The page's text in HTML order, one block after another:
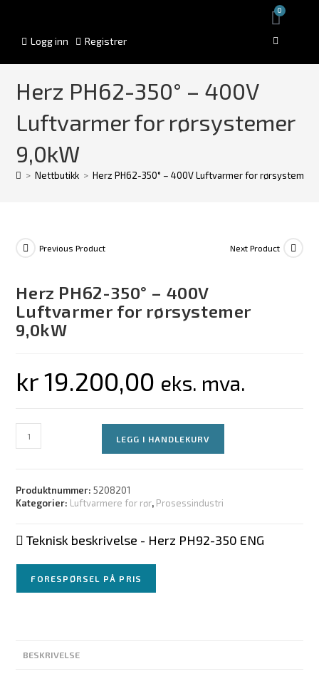
Logg inn Registrer
0
Herz PH62-350° – 400V
Luftvarmer for rørsystemer
9,0kW
> Nettbutikk > Herz PH62-350° – 400V Luftvarmer for rørsystemer
Previous Product Next Product
Herz PH62-350° – 400V
Luftvarmer for rørsystemer
9,0kW
kr19.200,00 eks. mva.
LEGG I HANDLEKURV
Produktnummer:5208201
Kategorier: Luftvarmere for rør, Prosessindustri
Teknisk beskrivelse - Herz PH92-350 ENG
FORESPØRSEL PÅ PRIS
BESKRIVELSE